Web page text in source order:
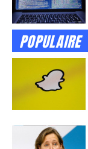
POPULAIRE